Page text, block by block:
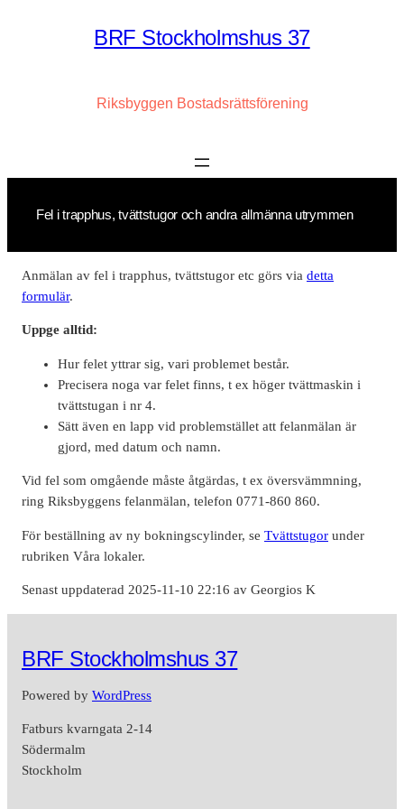
BRF Stockholmshus 37
Riksbyggen Bostadsrättsförening
Fel i trapphus, tvättstugor och andra allmänna utrymmen
Anmälan av fel i trapphus, tvättstugor etc görs via detta
formulär.
Uppge alltid:
Hur felet yttrar sig, vari problemet består.
Precisera noga var felet finns, t ex höger tvättmaskin i
tvättstugan i nr 4.
Sätt även en lapp vid problemstället att felanmälan är
gjord, med datum och namn.
Vid fel som omgående måste åtgärdas, t ex översvämmning,
ring Riksbyggens felanmälan, telefon 0771-860 860.
För beställning av ny bokningscylinder, se Tvättstugor under
rubriken Våra lokaler.
Senast uppdaterad 2025-11-10 22:16 av Georgios K
BRF Stockholmshus 37
Powered by WordPress
Fatburs kvarngata 2-14
Södermalm
Stockholm